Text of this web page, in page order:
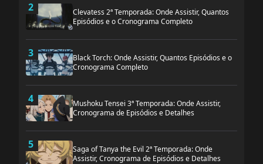
2
Clevatess 2ª Temporada: Onde Assistir, Quantos
Episódios e o Cronograma Completo
3
Black Torch: Onde Assistir, Quantos Episódios e o
Cronograma Completo
4
Mushoku Tensei 3ª Temporada: Onde Assistir,
Cronograma de Episódios e Detalhes
5
Saga of Tanya the Evil 2ª Temporada: Onde
Assistir, Cronograma de Episódios e Detalhes